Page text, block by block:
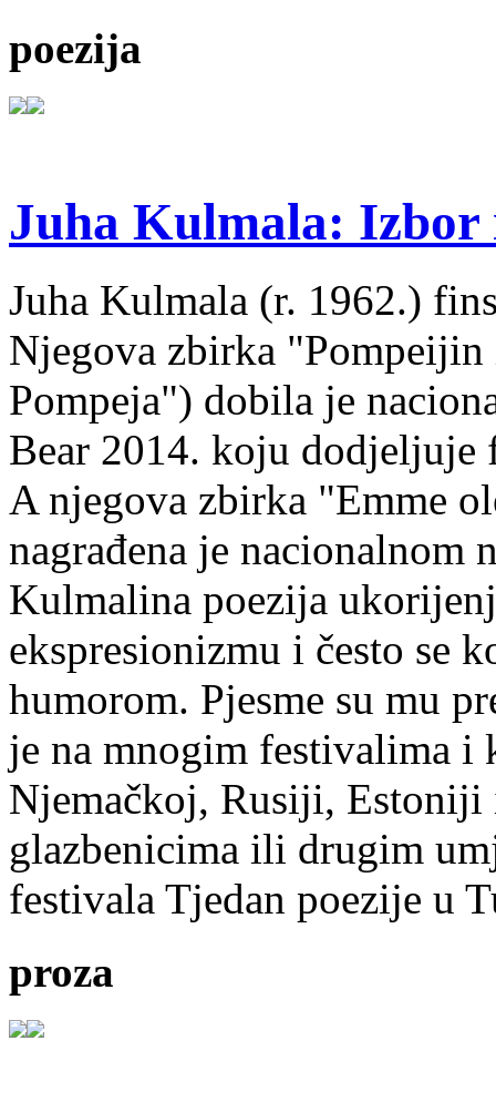
poezija
Juha Kulmala: Izbor
Juha Kulmala (r. 1962.)
Njegova zbirka
Pompeja") dobila je
Bear 2014. koju
A njegova zbirka "Emme
nagrađena je nacionalnom
Kulmalina poezija
ekspresionizmu i često se
humorom. Pjesme su mu
je na mnogim festivalima i
Njemačkoj, Rusiji, Estoniji
glazbenicima ili drugim
festivala Tjedan poezije u
proza